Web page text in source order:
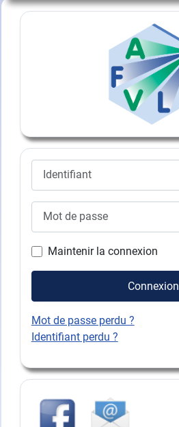
Mot de passe
Maintenir la connexion
Connexion
Mot de passe perdu ?
Identifiant perdu ?